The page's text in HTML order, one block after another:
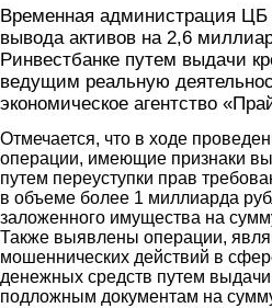
Временная администрация
вывода активов на 2,6
Ринвестбанке путем выдачи
ведущим реальную
экономическое агентство
Отмечается, что в ходе
операции, имеющие признаки
путем переуступки прав
в объеме более 1 миллиарда
заложенного имущества на
Также выявлены операции,
мошеннических действий в
денежных средств путем
подложным документам на